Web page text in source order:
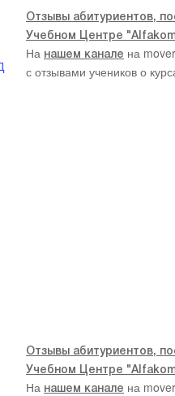
Отзывы абитуриентов,
Учебном Центре
На нашем канале на
с отзывами учеников о
Отзывы абитуриентов,
Учебном Центре
На нашем канале на